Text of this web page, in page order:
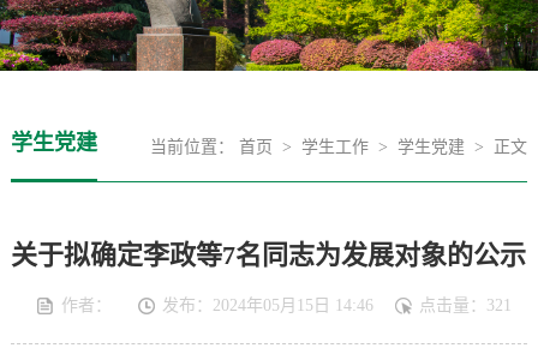
学生党建 当前位置：首页 > 学生工作 > 学生党建 > 正文
关于拟确定李政等7名同志为发展对象的公示
作者： 发布：2024年05月15日 14:46 点击量： 321